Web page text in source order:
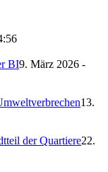
BI9. März 2026 -
13.
der Quartiere22.